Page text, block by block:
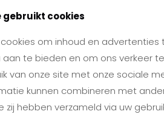
gebruikt cookies
om inhoud en
te bieden en om ons verkeer
van onze site met onze sociale
kunnen combineren met
zij hebben verzameld via uw